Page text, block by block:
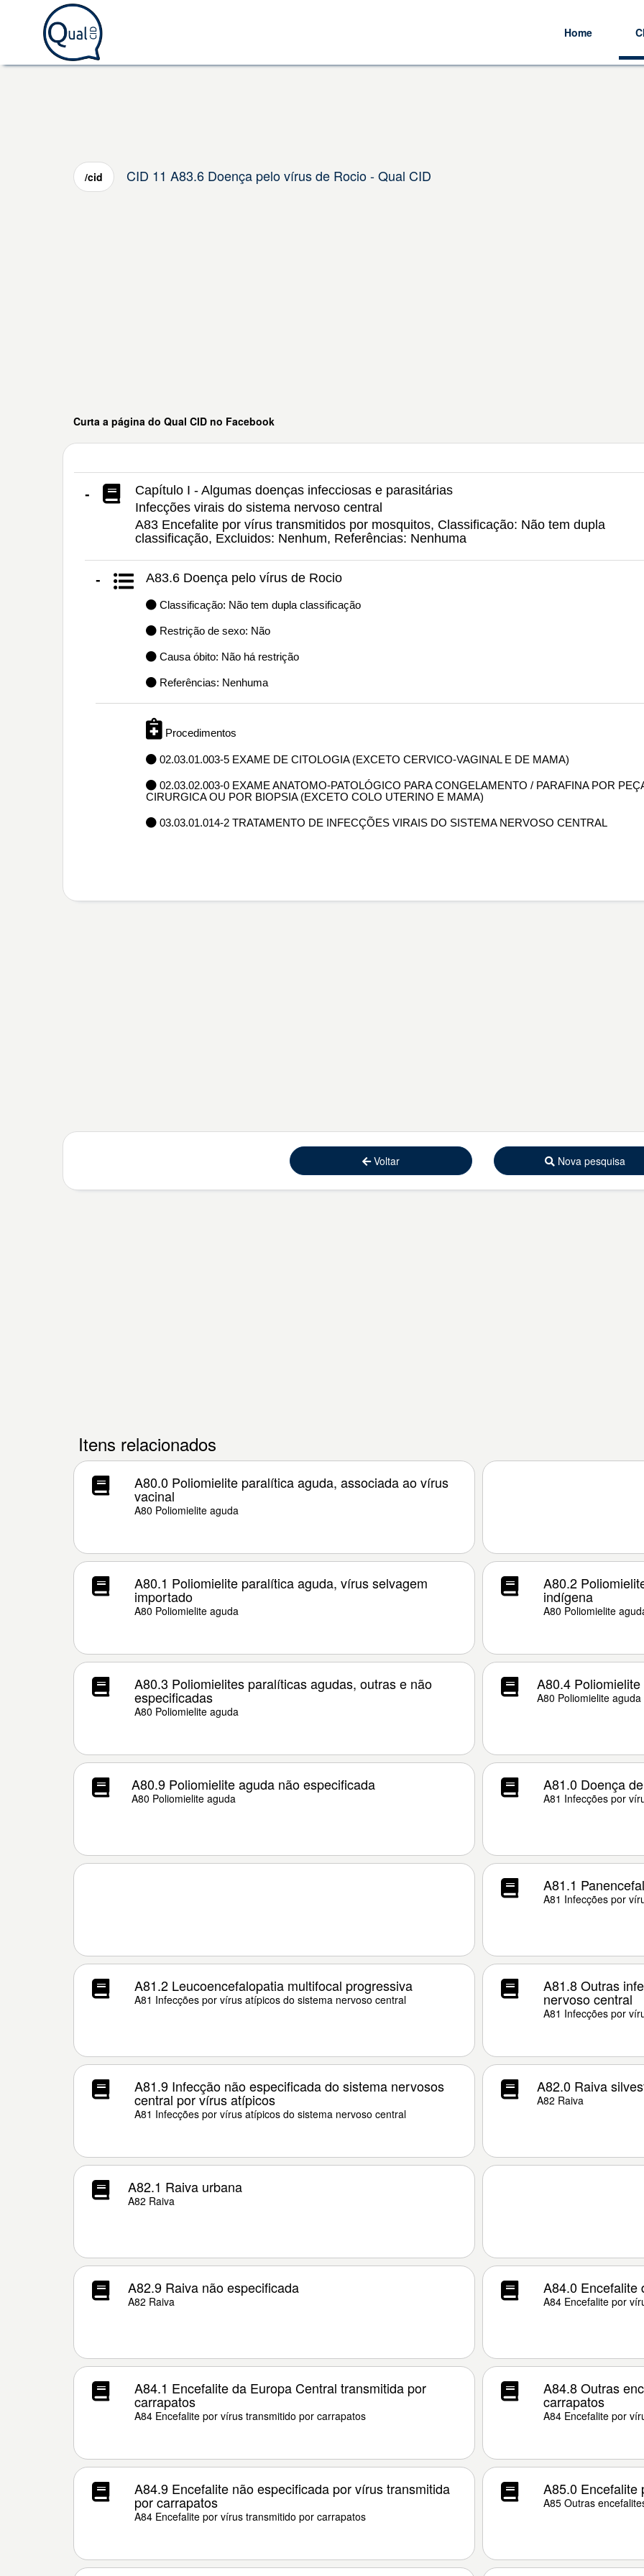
Home
/cid CID 11 A83.6 Doença pelo vírus de Rocio - Qual CID
Curta a página do Qual CID no Facebook
-
Capítulo I - Algumas doenças infecciosas e parasitárias
Infecções virais do sistema nervoso central
A83 Encefalite por vírus transmitidos por mosquitos, Classificação: Não tem dupla
classificação, Excluidos: Nenhum, Referências: Nenhuma
- A83.6 Doença pelo vírus de Rocio
Classificação: Não tem dupla classificação
Restrição de sexo: Não
Causa óbito: Não há restrição
Referências: Nenhuma
Procedimentos
02.03.01.003-5 EXAME DE CITOLOGIA (EXCETO CERVICO-VAGINAL E DE MAMA)
02.03.02.003-0 EXAME ANATOMO-PATOLÓGICO PARA CONGELAMENTO / PARAFINA POR
CIRURGICA OU POR BIOPSIA (EXCETO COLO UTERINO E MAMA)
03.03.01.014-2 TRATAMENTO DE INFECÇÕES VIRAIS DO SISTEMA NERVOSO CENTRAL
Voltar Nova pesquisa
Itens relacionados
A80.0 Poliomielite paralítica aguda, associada ao vírus
vacinal
A80 Poliomielite aguda
A80.1 Poliomielite paralítica aguda, vírus selvagem
importado
A80 Poliomielite aguda
A80.2
indígena
A80 Poliomielite
A80.3 Poliomielites paralíticas agudas, outras e não
especificadas
A80 Poliomielite aguda
A80.4
A80 Poliomielite aguda
A80.9 Poliomielite aguda não especificada
A80 Poliomielite aguda
A81.0 Doença
A81 Infecções por
A81.1
A81 Infecções por
A81.2 Leucoencefalopatia multifocal progressiva
A81 Infecções por vírus atípicos do sistema nervoso central
A81.8 Outras
nervoso central
A81 Infecções por
A81.9 Infecção não especificada do sistema nervosos
central por vírus atípicos
A81 Infecções por vírus atípicos do sistema nervoso central
A82.0 Raiva
A82 Raiva
A82.1 Raiva urbana
A82 Raiva
A82.9 Raiva não especificada
A82 Raiva
A84.0 Encefalite
A84 Encefalite por
A84.1 Encefalite da Europa Central transmitida por
carrapatos
A84 Encefalite por vírus transmitido por carrapatos
A84.8 Outras
carrapatos
A84 Encefalite por
A84.9 Encefalite não especificada por vírus transmitida
por carrapatos
A84 Encefalite por vírus transmitido por carrapatos
A85.0 Encefalite
A85 Outras